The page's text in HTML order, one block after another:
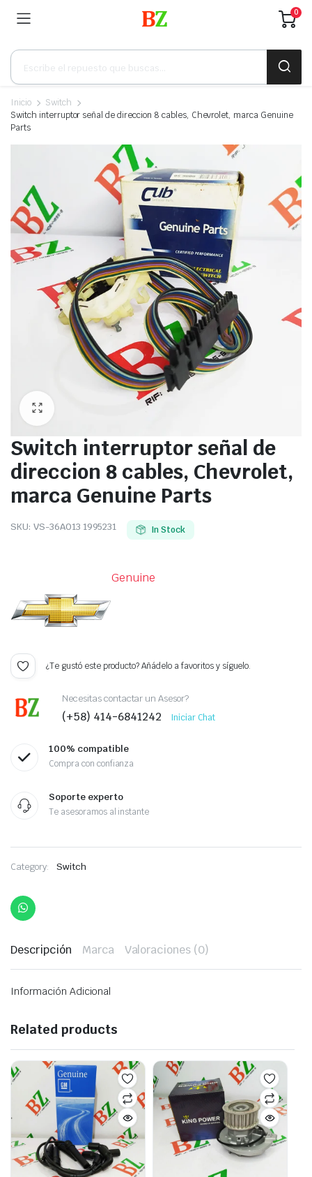
0
Búsqueda
productos
Inicio
Switch
Switch interruptor señal de direccion 8 cables, Chevrolet, marca Genuine
Parts
Switch interruptor señal de
direccion 8 cables, Chevrolet,
marca Genuine Parts
SKU: VS-36A013 1995231 In Stock
Genuine
¿Te gustó este producto? Añádelo a favoritos y síguelo.
Necesitas contactar un Asesor?
(+58) 414-6841242 Iniciar Chat
100% compatible
Compra con confianza
Soporte experto
Te asesoramos al instante
Category: Switch
Descripción Marca Valoraciones (0)
Información Adicional
Related products